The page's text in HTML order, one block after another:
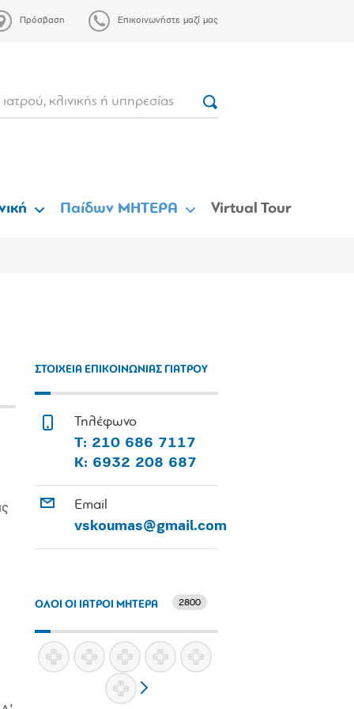
Πρόσβαση Επικοινωνήστε μαζί μας
Παίδων ΜΗΤΕΡΑ Virtual Tour
ΣΤΟΙΧΕΙΑ ΕΠΙΚΟΙΝΩΝΙΑΣ ΓΙΑΤΡΟΥ
Τηλέφωνο
Τ: 210 686 7117
Κ: 6932 208 687
Email
vskoumas@gmail.com
ΟΛΟΙ ΟΙ ΙΑΤΡΟΙ ΜΗΤΕΡΑ 2800